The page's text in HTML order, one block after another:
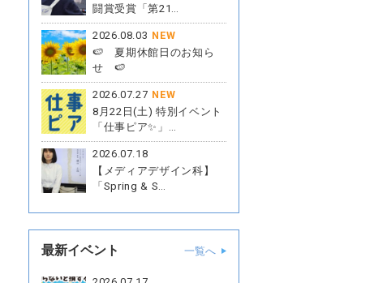
闘賞受賞「第21…
2026.08.03 NEW
🍉 夏期休館日のお知ら
せ 🍉
2026.07.27 NEW
8月22日(土) 特別イベント
「仕事ピア✨」…
2026.07.18
【メディアデザイン科】
「Spring & S…
最新イベント 一覧へ